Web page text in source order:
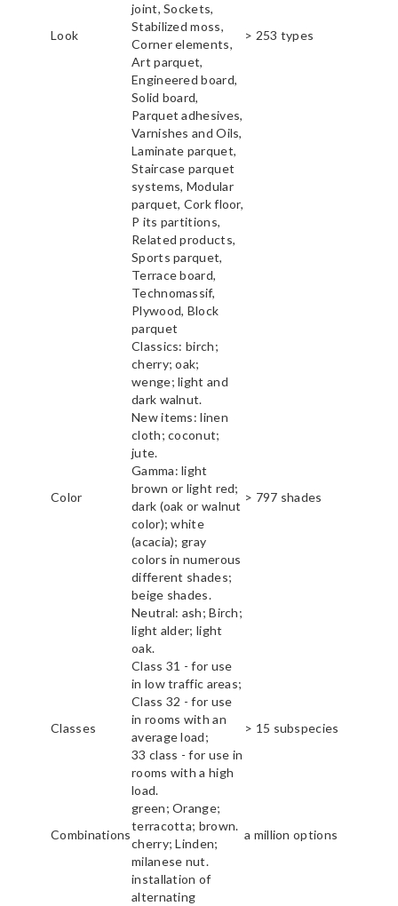
Look
joint, Sockets,
Stabilized moss,
Corner elements,
Art parquet,
Engineered board,
Solid board,
Parquet adhesives,
Varnishes and Oils,
Laminate parquet,
Staircase parquet
systems, Modular
parquet, Cork floor,
P its partitions,
Related products,
Sports parquet,
Terrace board,
Technomassif,
Plywood, Block
parquet
> 253 types
Color
Classics: birch;
cherry; oak;
wenge; light and
dark walnut.
New items: linen
cloth; coconut;
jute.
Gamma: light
brown or light red;
dark (oak or walnut
color); white
(acacia); gray
colors in numerous
different shades;
beige shades.
Neutral: ash; Birch;
light alder; light
oak.
> 797 shades
Classes
Class 31 - for use
in low traffic areas;
Class 32 - for use
in rooms with an
average load;
33 class - for use in
rooms with a high
load.
> 15 subspecies
Combinations
green; Orange;
terracotta; brown.
cherry; Linden;
milanese nut.
a million options
installation of
alternating